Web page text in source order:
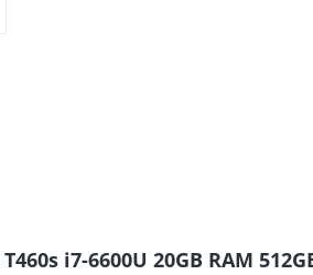
i7-6600U 20GB RAM 512GB